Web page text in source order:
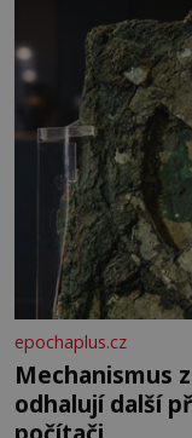
epochaplus.cz
Mechanismus
odhalují další